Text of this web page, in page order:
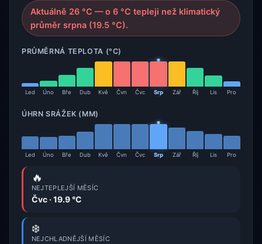
Aktuálně 26 °C — o 6 °C tepleji než klimatický
průměr srpna (19.5 °C).
PRŮMĚRNÁ TEPLOTA (°C)
Led Úno Bře Dub Kvě Čvn Čvc Srp Zář Říj Lis Pro
ÚHRN SRÁŽEK (MM)
Led Úno Bře Dub Kvě Čvn Čvc Srp Zář Říj Lis Pro
🔥
NEJTEPLEJŠÍ MĚSÍC
Čvc · 19.9 °C
❄️
NEJCHLADNĚJŠÍ MĚSÍC